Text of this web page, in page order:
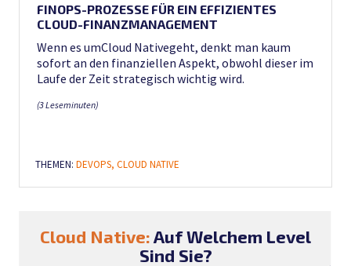
FINOPS-PROZESSE FÜR EIN EFFIZIENTES
CLOUD-FINANZMANAGEMENT
Wenn es umCloud Nativegeht, denkt man kaum
sofort an den finanziellen Aspekt, obwohl dieser im
Laufe der Zeit strategisch wichtig wird.
(3 Leseminuten)
THEMEN: DEVOPS, CLOUD NATIVE
Cloud Native:Auf Welchem Level
Sind Sie?